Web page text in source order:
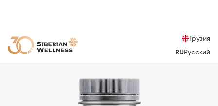
Грузия
RUРусский